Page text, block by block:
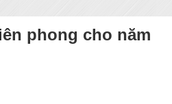
phong cho năm